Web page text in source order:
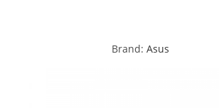
Brand: Asus